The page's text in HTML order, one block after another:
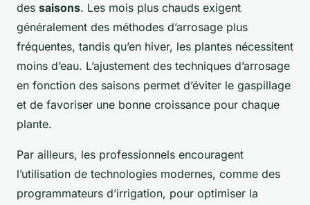
des saisons. Les mois plus chauds exigent
généralement des méthodes d’arrosage plus
fréquentes, tandis qu’en hiver, les plantes nécessitent
moins d’eau. L’ajustement des techniques d’arrosage
en fonction des saisons permet d’éviter le gaspillage
et de favoriser une bonne croissance pour chaque
plante.
Par ailleurs, les professionnels encouragent
l’utilisation de technologies modernes, comme des
programmateurs d’irrigation, pour optimiser la